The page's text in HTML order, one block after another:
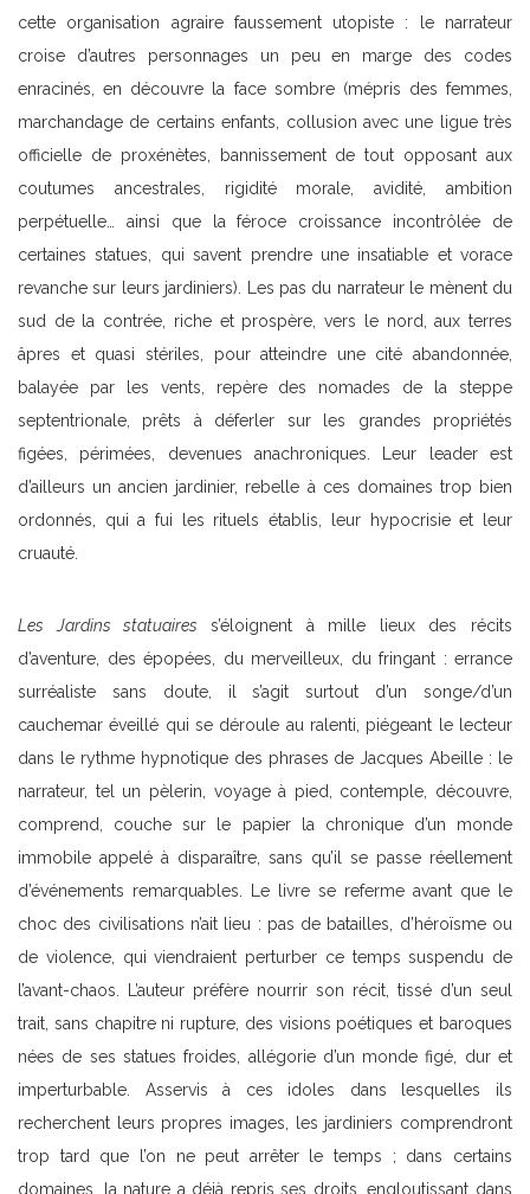
cette organisation agraire faussement utopiste : le narrateur
croise d’autres personnages un peu en marge des codes
enracinés, en découvre la face sombre (mépris des femmes,
marchandage de certains enfants, collusion avec une ligue très
officielle de proxénètes, bannissement de tout opposant aux
coutumes ancestrales, rigidité morale, avidité, ambition
perpétuelle… ainsi que la féroce croissance incontrôlée de
certaines statues, qui savent prendre une insatiable et vorace
revanche sur leurs jardiniers). Les pas du narrateur le mènent du
sud de la contrée, riche et prospère, vers le nord, aux terres
âpres et quasi stériles, pour atteindre une cité abandonnée,
balayée par les vents, repère des nomades de la steppe
septentrionale, prêts à déferler sur les grandes propriétés
figées, périmées, devenues anachroniques. Leur leader est
d’ailleurs un ancien jardinier, rebelle à ces domaines trop bien
ordonnés, qui a fui les rituels établis, leur hypocrisie et leur
cruauté.
Les Jardins statuaires s’éloignent à mille lieux des récits
d’aventure, des épopées, du merveilleux, du fringant : errance
surréaliste sans doute, il s’agit surtout d’un songe/d’un
cauchemar éveillé qui se déroule au ralenti, piégeant le lecteur
dans le rythme hypnotique des phrases de Jacques Abeille : le
narrateur, tel un pèlerin, voyage à pied, contemple, découvre,
comprend, couche sur le papier la chronique d’un monde
immobile appelé à disparaître, sans qu’il se passe réellement
d’événements remarquables. Le livre se referme avant que le
choc des civilisations n’ait lieu : pas de batailles, d’héroïsme ou
de violence, qui viendraient perturber ce temps suspendu de
l’avant-chaos. L’auteur préfère nourrir son récit, tissé d’un seul
trait, sans chapitre ni rupture, des visions poétiques et baroques
nées de ses statues froides, allégorie d’un monde figé, dur et
imperturbable. Asservis à ces idoles dans lesquelles ils
recherchent leurs propres images, les jardiniers comprendront
trop tard que l’on ne peut arrêter le temps ; dans certains
domaines, la nature a déjà repris ses droits, engloutissant dans